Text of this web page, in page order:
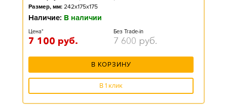
Размер, мм: 242x175x175
Наличие: В наличии
Цена*
7 100 руб.
Без Trade-in
7 600 руб.
В КОРЗИНУ
В 1 клик